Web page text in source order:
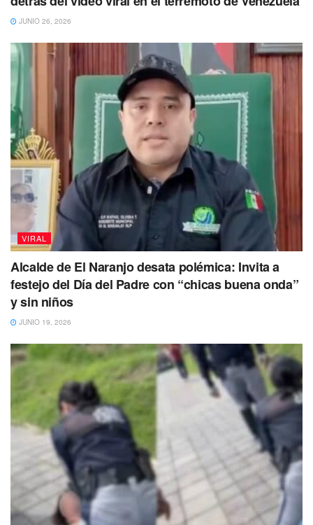
JUNIO 26, 2026
VIRAL
Alcalde de El Naranjo desata polémica: Invita a
festejo del Día del Padre con “chicas buena onda”
y sin niños
JUNIO 19, 2026